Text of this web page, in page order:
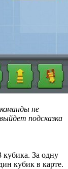
не
подсказка
кубика. За одну
кубик в карте.